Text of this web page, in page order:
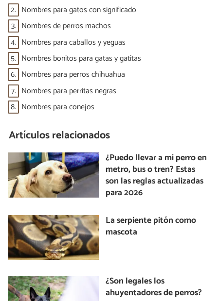
2. Nombres para gatos con significado
3. Nombres de perros machos
4. Nombres para caballos y yeguas
5. Nombres bonitos para gatas y gatitas
6. Nombres para perros chihuahua
7. Nombres para perritas negras
8. Nombres para conejos
Artículos relacionados
¿Puedo llevar a mi perro en
metro, bus o tren? Estas
son las reglas actualizadas
para 2026
La serpiente pitón como
mascota
¿Son legales los
ahuyentadores de perros?